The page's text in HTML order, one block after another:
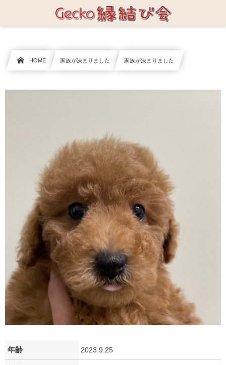
HOME 家族が決まりました 家族が決まりました
年齢 2023.9.25